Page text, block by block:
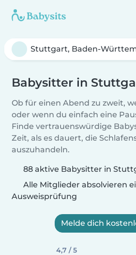
Babysitter in
Ob für einen Abend zu zweit,
oder wenn du einfach eine
Finde vertrauenswürdige
Zeit, als es dauert, die
auszuhandeln.
88 aktive Babysitter in
Alle Mitglieder absolvieren
Ausweisprüfung
Melde dich
4,7 / 5